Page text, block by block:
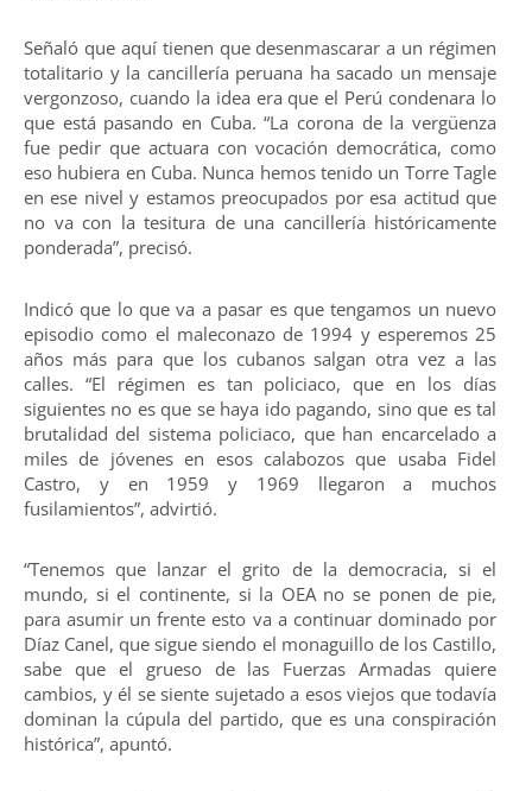
Señaló que aquí tienen que desenmascarar a un régimen
totalitario y la cancillería peruana ha sacado un mensaje
vergonzoso, cuando la idea era que el Perú condenara lo
que está pasando en Cuba. “La corona de la vergüenza
fue pedir que actuara con vocación democrática, como
eso hubiera en Cuba. Nunca hemos tenido un Torre Tagle
en ese nivel y estamos preocupados por esa actitud que
no va con la tesitura de una cancillería históricamente
ponderada”, precisó.
Indicó que lo que va a pasar es que tengamos un nuevo
episodio como el maleconazo de 1994 y esperemos 25
años más para que los cubanos salgan otra vez a las
calles. “El régimen es tan policiaco, que en los días
siguientes no es que se haya ido pagando, sino que es tal
brutalidad del sistema policiaco, que han encarcelado a
miles de jóvenes en esos calabozos que usaba Fidel
Castro, y en 1959 y 1969 llegaron a muchos
fusilamientos”, advirtió.
“Tenemos que lanzar el grito de la democracia, si el
mundo, si el continente, si la OEA no se ponen de pie,
para asumir un frente esto va a continuar dominado por
Díaz Canel, que sigue siendo el monaguillo de los Castillo,
sabe que el grueso de las Fuerzas Armadas quiere
cambios, y él se siente sujetado a esos viejos que todavía
dominan la cúpula del partido, que es una conspiración
histórica”, apuntó.